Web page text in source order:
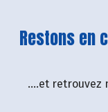
Restons en
....et retrouvez